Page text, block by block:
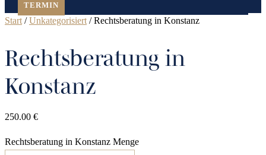
TERMIN
Start /Unkategorisiert / Rechtsberatung in Konstanz
Rechtsberatung in
Konstanz
250.00 €
Rechtsberatung in Konstanz Menge